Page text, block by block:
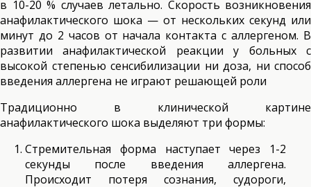
в 10-20 % случаев летально. Скорость возникновения
анафилактического шока — от нескольких секунд или
минут до 2 часов от начала контакта с аллергеном. В
развитии анафилактической реакции у больных с
высокой степенью сенсибилизации ни доза, ни способ
введения аллергена не играют решающей роли
Традиционно в клинической картине
анафилактического шока выделяют три формы:
Стремительная форма наступает через 1-2
секунды после введения аллергена.
Происходит потеря сознания, судороги,